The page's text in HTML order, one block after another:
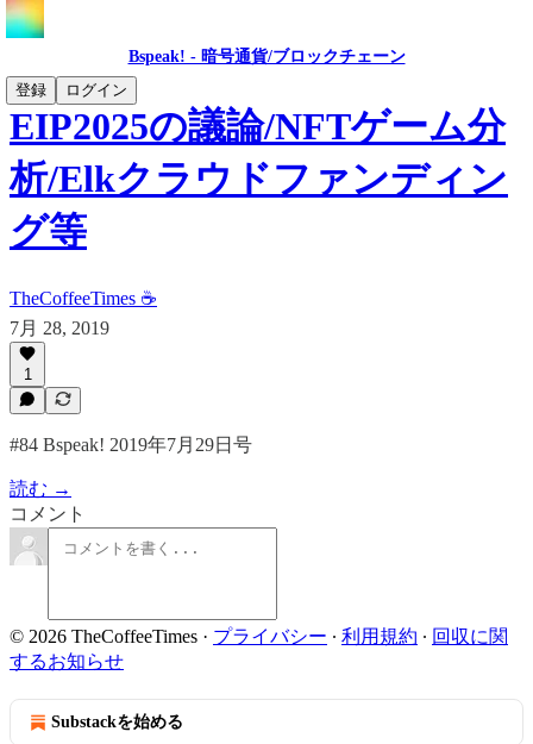
Bspeak! - 暗号通貨/ブロックチェーン
登録
ログイン
EIP2025の議論/NFTゲーム分
析/Elkクラウドファンディン
グ等
TheCoffeeTimes ☕
7月 28, 2019
1
#84 Bspeak! 2019年7月29日号
読む →
コメント
© 2026 TheCoffeeTimes · プライバシー ∙ 利用規約 ∙ 回収に関
するお知らせ
Substackを始める